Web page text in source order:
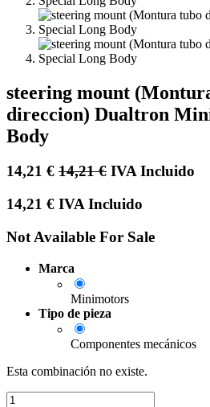
steering mount
direccion) Dualtron
Body
14,21 € 14,21€ IVA Incluido
14,21 € IVA Incluido
Not Available For Sale
Marca
Minimotors
Tipo de pieza
Componentes mecánicos
Esta combinación no existe.